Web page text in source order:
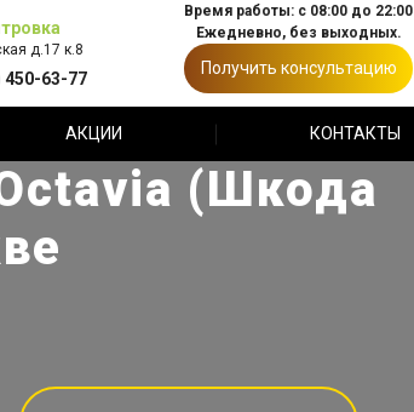
д.17 к.8
450-63-77
Время работы: с 08:00 до 22:00
Ежедневно, без выходных.
Получить консультацию
АКЦИИ КОНТАКТЫ
(Шкода